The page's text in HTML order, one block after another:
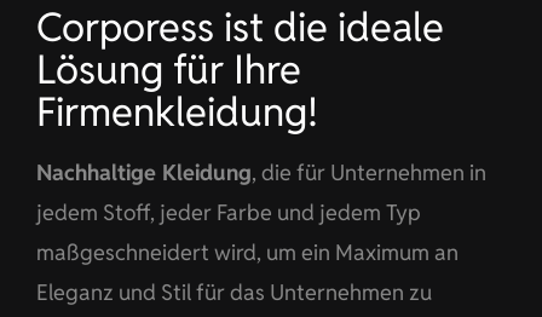
Corporess ist die ideale
Lösung für Ihre
Firmenkleidung!
Nachhaltige Kleidung, die für Unternehmen in
jedem Stoff, jeder Farbe und jedem Typ
maßgeschneidert wird, um ein Maximum an
Eleganz und Stil für das Unternehmen zu